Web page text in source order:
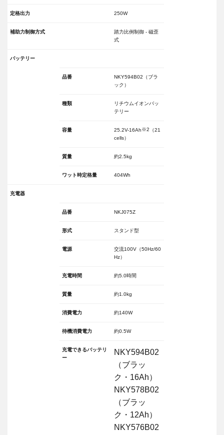
定格出力 250W
補助力制御方式
踏力比例制御 - 磁歪
式
バッテリー
品番
NKY594B02（ブラ
ック）
種類
リチウムイオンバッ
テリー
容量 25.2V-16Ah※2 （21
cells）
質量 約2.5kg
ワット時定格量 404Wh
充電器
品番 NKJ075Z
形式 スタンド型
電源
交流100V（50Hz/60
Hz）
充電時間 約5.0時間
質量 約1.0kg
消費電力 約140W
待機消費電力 約0.5W
充電できるバッテリ
ー
NKY594B02
（ブラッ
ク・16Ah）
NKY578B02
（ブラッ
ク・12Ah）
NKY576B02